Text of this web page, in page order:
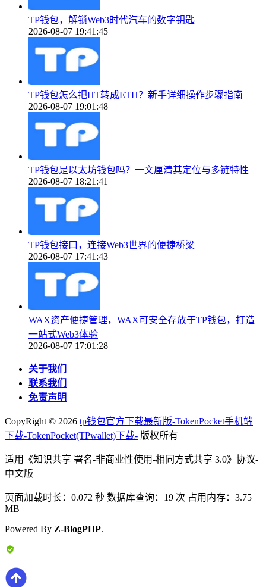
TP钱包，解锁Web3时代汽车的数字钥匙
2026-08-07 19:41:45
TP钱包怎么把HT转成ETH？新手详细操作步骤指南
2026-08-07 19:01:48
TP钱包是以太坊钱包吗？一文厘清其定位与多链特性
2026-08-07 18:21:41
TP钱包接口，连接Web3世界的便捷桥梁
2026-08-07 17:41:43
WAX资产便捷管理，WAX可安全存放于TP钱包，打造
一站式Web3体验
2026-08-07 17:01:28
关于我们
联系我们
免责声明
CopyRight © 2026 tp钱包官方下载最新版-TokenPocket手机端
下载-TokenPocket(TPwallet)下载- 版权所有
适用《知识共享 署名-非商业性使用-相同方式共享 3.0》协议-
中文版
页面加载时长：0.072 秒 数据库查询：19 次 占用内存：3.75
MB
Powered By Z-BlogPHP.